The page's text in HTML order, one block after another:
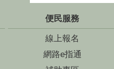
便民服務
線上報名
網路e指通